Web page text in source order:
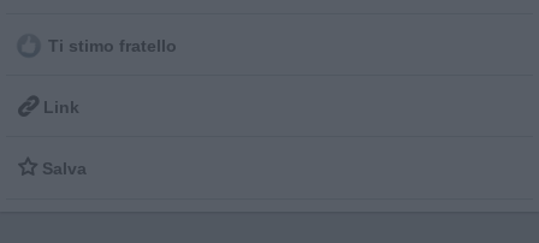
Ti stimo fratello
 Link
 Salva